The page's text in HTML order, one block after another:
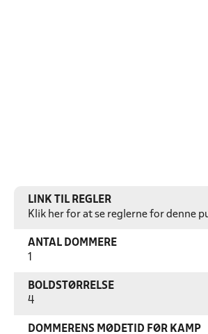
LINK TIL REGLER
Klik her for at se reglerne for denne
ANTAL DOMMERE
BOLDSTØRRELSE
4
DOMMERENS MØDETID FØR KAMP